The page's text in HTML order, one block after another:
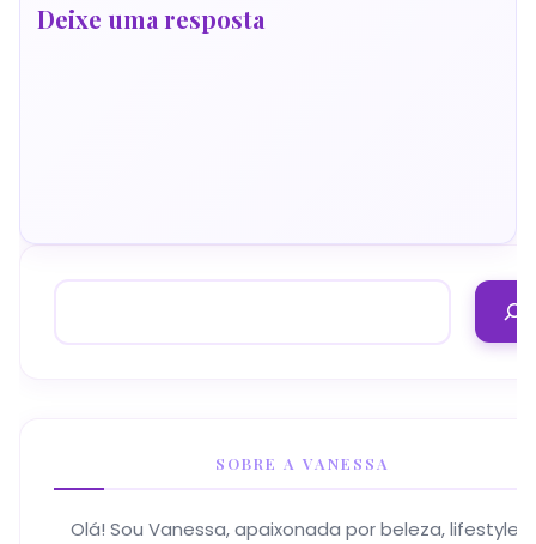
Deixe uma resposta
SOBRE A VANESSA
Olá! Sou Vanessa, apaixonada por beleza, lifestyle e